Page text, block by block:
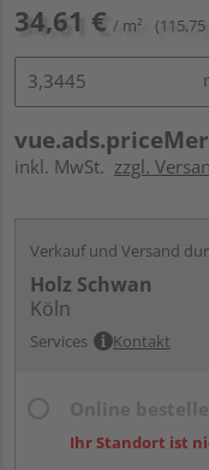
34,61 € / m²
inkl. MwSt. zzgl.
Verkauf und Versand
Holz Schwan
Köln
Services Kontakt
Ihr Standort ist